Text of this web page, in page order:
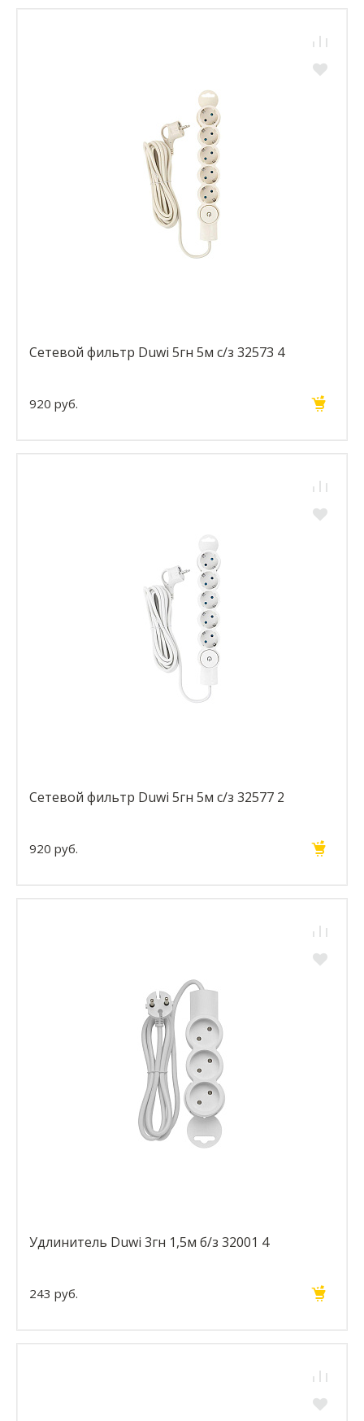
Сетевой фильтр Duwi 5гн 5м с/з 32573 4
920 руб.
Сетевой фильтр Duwi 5гн 5м с/з 32577 2
920 руб.
Удлинитель Duwi 3гн 1,5м б/з 32001 4
243 руб.